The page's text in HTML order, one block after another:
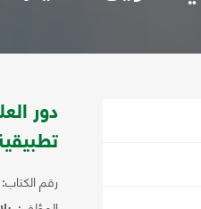
دور
رقم الكتاب: